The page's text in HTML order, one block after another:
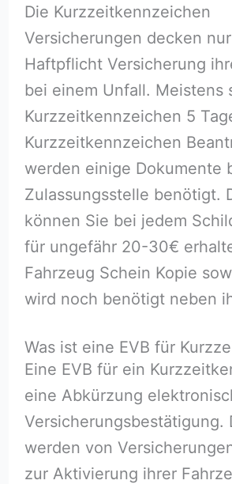
Die Kurzzeitkennzeichen
Versicherungen decken
Haftpflicht Versicherung
bei einem Unfall. Meistens
Kurzzeitkennzeichen 5
Kurzzeitkennzeichen
werden einige Dokumente
Zulassungsstelle benötigt.
können Sie bei jedem
für ungefähr 20-30€
Fahrzeug Schein Kopie
wird noch benötigt neben
Was ist eine EVB für
Eine EVB für ein
eine Abkürzung
Versicherungsbestätigung.
werden von
zur Aktivierung ihrer